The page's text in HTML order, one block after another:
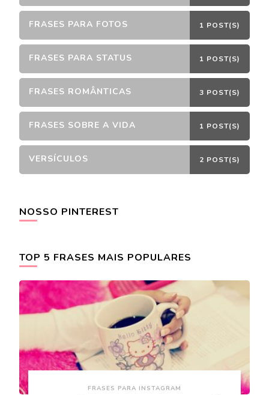
FRASES PARA FOTOS 1 POST(S)
FRASES PARA STATUS 1 POST(S)
FRASES ROMÂNTICAS 3 POST(S)
FRASES SOBRE A VIDA 1 POST(S)
VERSÍCULOS 2 POST(S)
NOSSO PINTEREST
TOP 5 FRASES MAIS POPULARES
FRASES PARA INSTAGRAM